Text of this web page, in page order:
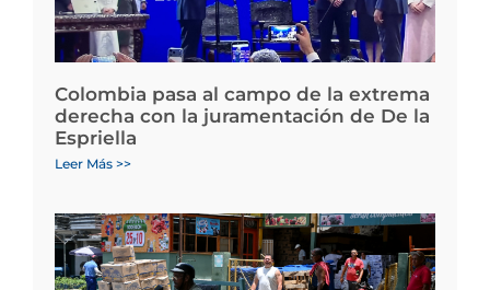
Colombia pasa al campo de la extrema
derecha con la juramentación de De la
Espriella
Leer Más >>